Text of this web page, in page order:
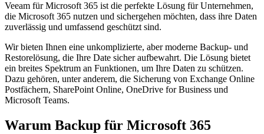
Veeam für Microsoft 365 ist die perfekte Lösung für Unternehmen,
die Microsoft 365 nutzen und sichergehen möchten, dass ihre Daten
zuverlässig und umfassend geschützt sind.
Wir bieten Ihnen eine unkomplizierte, aber moderne Backup- und
Restorelösung, die Ihre Date sicher aufbewahrt. Die Lösung bietet
ein breites Spektrum an Funktionen, um Ihre Daten zu schützen.
Dazu gehören, unter anderem, die Sicherung von Exchange Online
Postfächern, SharePoint Online, OneDrive for Business und
Microsoft Teams.
Warum Backup für Microsoft 365